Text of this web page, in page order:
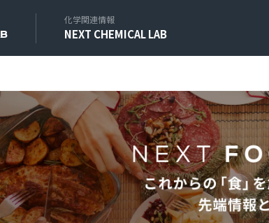
化学関連情報
NEXT CHEMICAL LAB